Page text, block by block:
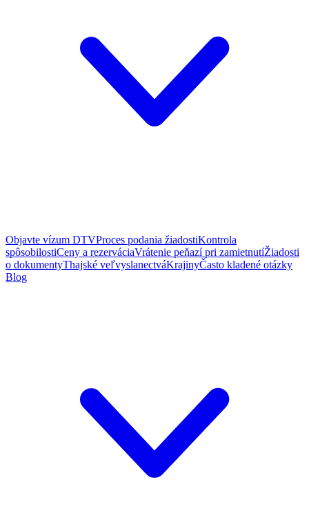
Objavte vízum DTVProces podania žiadostiKontrola
spôsobilostiCeny a rezerváciaVrátenie peňazí pri zamietnutíŽiadosti
o dokumentyThajské veľvyslanectváKrajinyČasto kladené otázky
Blog